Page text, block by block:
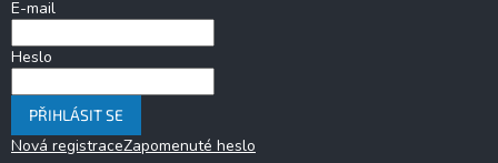
E-mail
Heslo
PŘIHLÁSIT SE
Nová registraceZapomenuté heslo